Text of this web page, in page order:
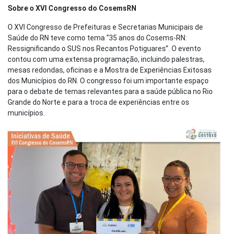
Sobre o XVI Congresso do CosemsRN
O XVI Congresso de Prefeituras e Secretarias Municipais de
Saúde do RN teve como tema “35 anos do Cosems-RN:
Ressignificando o SUS nos Recantos Potiguares”. O evento
contou com uma extensa programação, incluindo palestras,
mesas redondas, oficinas e a Mostra de Experiências Exitosas
dos Municípios do RN. O congresso foi um importante espaço
para o debate de temas relevantes para a saúde pública no Rio
Grande do Norte e para a troca de experiências entre os
municípios.